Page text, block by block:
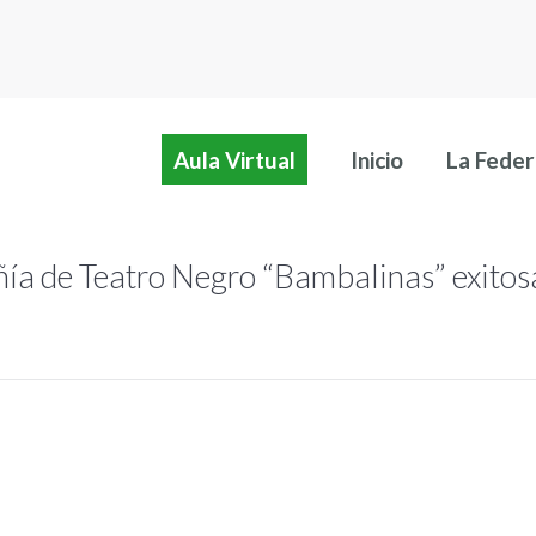
Aula Virtual Inicio La
de Teatro Negro “Bambalinas”